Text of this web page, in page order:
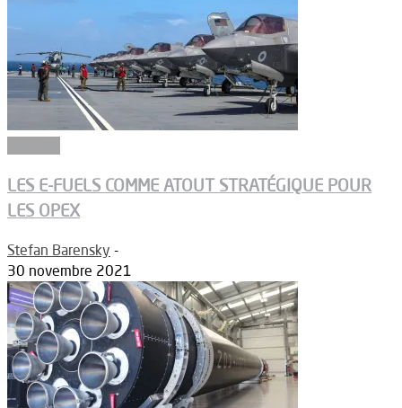
LES E-FUELS COMME ATOUT STRATÉGIQUE POUR
LES OPEX
Stefan Barensky -
30 novembre 2021